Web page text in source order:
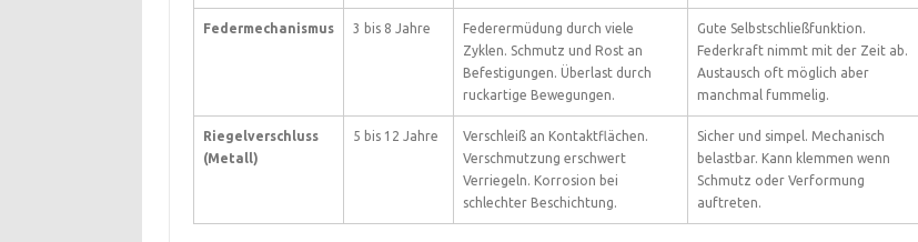
Federmechanismus 3 bis 8 Jahre
Federermüdung durch viele
Zyklen. Schmutz und Rost an
Befestigungen. Überlast durch
ruckartige Bewegungen.
Gute Selbstschließfunktion.
Federkraft nimmt mit der Zeit ab.
Austausch oft möglich aber
manchmal fummelig.
Riegelverschluss
(Metall)
5 bis 12 Jahre
Verschleiß an Kontaktflächen.
Verschmutzung erschwert
Verriegeln. Korrosion bei
schlechter Beschichtung.
Sicher und simpel. Mechanisch
belastbar. Kann klemmen wenn
Schmutz oder Verformung
auftreten.